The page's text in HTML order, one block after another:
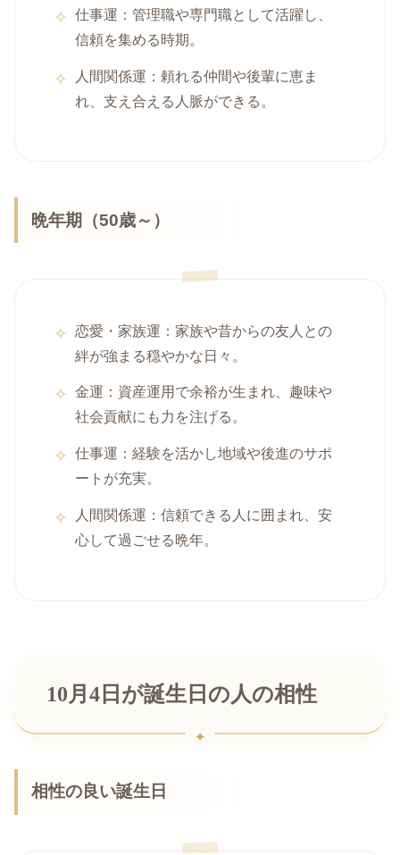
仕事運：管理職や専門職として活躍し、
信頼を集める時期。
人間関係運：頼れる仲間や後輩に恵ま
れ、支え合える人脈ができる。
晩年期（50歳～）
恋愛・家族運：家族や昔からの友人との
絆が強まる穏やかな日々。
金運：資産運用で余裕が生まれ、趣味や
社会貢献にも力を注げる。
仕事運：経験を活かし地域や後進のサポ
ートが充実。
人間関係運：信頼できる人に囲まれ、安
心して過ごせる晩年。
10月4日が誕生日の人の相性
相性の良い誕生日